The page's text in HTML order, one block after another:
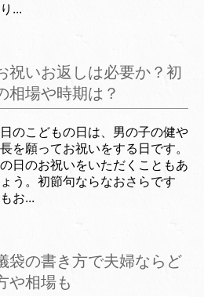
...
祝いお返しは必要か？初
相場や時期は？
のこどもの日は、男の子の健や
を願ってお祝いをする日です。
日のお祝いをいただくこともあ
う。初節句ならなおさらです
お...
袋の書き方で夫婦ならど
や相場も